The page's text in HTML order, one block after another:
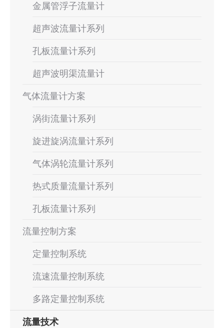
金属管浮子流量计
超声波流量计系列
孔板流量计系列
超声波明渠流量计
气体流量计方案
涡街流量计系列
旋进旋涡流量计系列
气体涡轮流量计系列
热式质量流量计系列
孔板流量计系列
流量控制方案
定量控制系统
流速流量控制系统
多路定量控制系统
流量技术